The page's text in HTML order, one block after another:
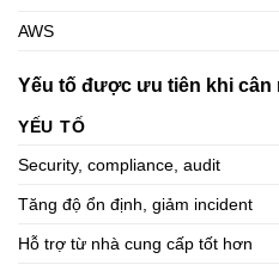
AWS
Yếu tố được ưu tiên khi cân
YẾU TỐ
Security, compliance, audit
Tăng độ ổn định, giảm incident
Hỗ trợ từ nhà cung cấp tốt hơn